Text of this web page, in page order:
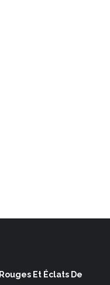
Et Éclats De